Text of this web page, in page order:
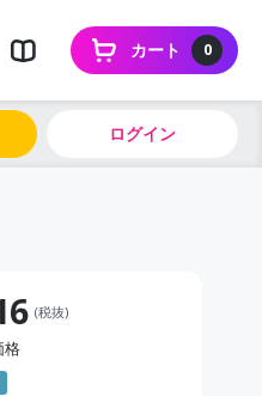
0
カート
ログイン
(税抜)
格